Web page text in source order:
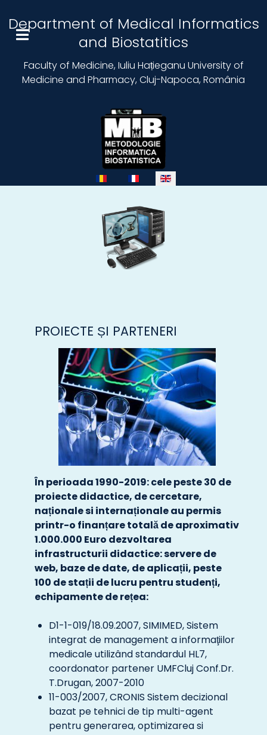
Department of Medical Informatics
and Biostatitics
Faculty of Medicine, Iuliu Hațieganu University of
Medicine and Pharmacy, Cluj-Napoca, România
Select your language
PROIECTE ȘI PARTENERI
În perioada 1990-2019: cele peste 30 de
proiecte didactice, de cercetare,
naționale si internaționale au permis
printr-o finanțare totală de aproximativ
1.000.000 Euro dezvoltarea
infrastructurii didactice: servere de
web, baze de date, de aplicații, peste
100 de stații de lucru pentru studenți,
echipamente de rețea:
D1-1-019/18.09.2007, SIMIMED, Sistem
integrat de management a informaţiilor
medicale utilizând standardul HL7,
coordonator partener UMFCluj Conf.Dr.
T.Drugan, 2007-2010
11-003/2007, CRONIS Sistem decizional
bazat pe tehnici de tip multi-agent
pentru generarea, optimizarea si